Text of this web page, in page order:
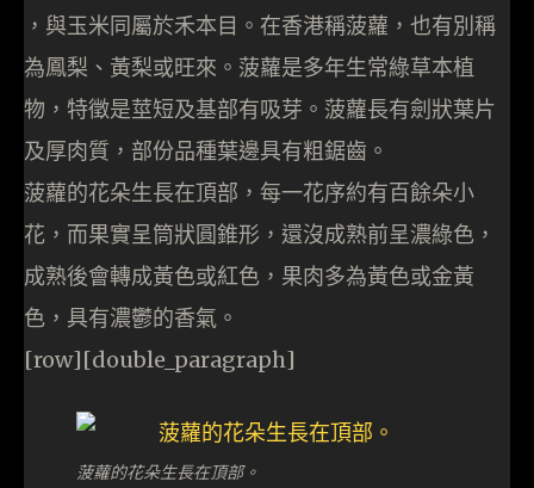
，與玉米同屬於禾本目。在香港稱菠蘿，也有別稱
為鳳梨、黃梨或旺來。菠蘿是多年生常綠草本植
物，特徵是莖短及基部有吸芽。菠蘿長有劍狀葉片
及厚肉質，部份品種葉邊具有粗鋸齒。
菠蘿的花朵生長在頂部，每一花序約有百餘朵小
花，而果實呈筒狀圓錐形，還沒成熟前呈濃綠色，
成熟後會轉成黃色或紅色，果肉多為黃色或金黃
色，具有濃鬱的香氣。
[row][double_paragraph]
菠蘿的花朵生長在頂部。